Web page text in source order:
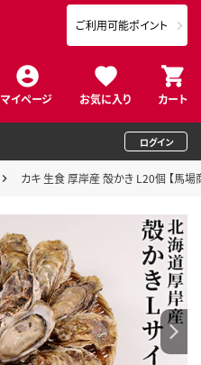
マイページ お気に入り カート
ご利用可能ポイント
ログイン
カキ 生食 厚岸産 殻かき L20個 【馬